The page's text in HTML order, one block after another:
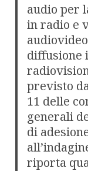
audio per
in radio e
diffusione
previsto
11 delle
generali
di
riporta